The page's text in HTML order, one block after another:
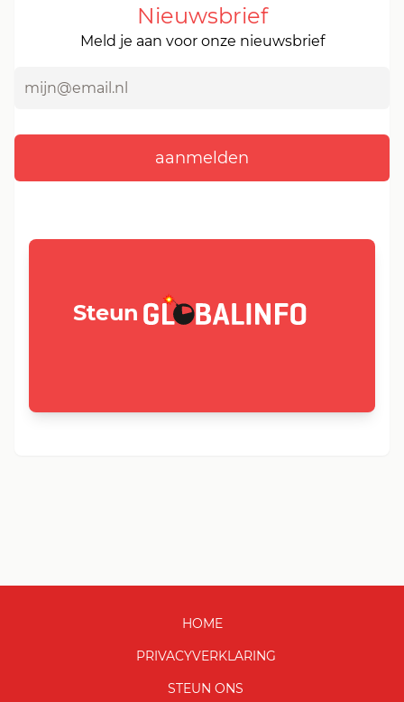
Nieuwsbrief
Meld je aan voor onze nieuwsbrief
Steun GLOBALINFO.nl
HOME
PRIVACYVERKLARING
STEUN ONS